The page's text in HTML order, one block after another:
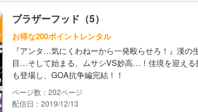
ブラザーフッド（5）
お得な200ポイントレンタル
『アンタ…気にくわねーから一発殴らせろ！』漢の
目…そして始まる、ムサシVS妙高…！佳境を迎え
も登場し、GOA抗争編完結！！
202
配信日：2019/12/13